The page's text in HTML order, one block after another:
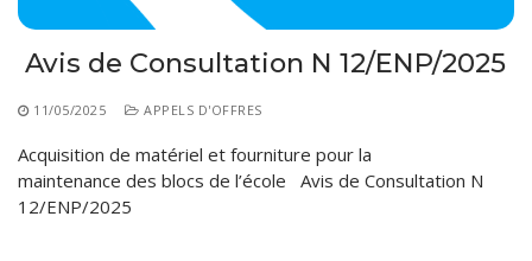
Avis de Consultation N 12/ENP/2025
11/05/2025 APPELS D'OFFRES
Acquisition de matériel et fourniture pour la
maintenance des blocs de l’école Avis de Consultation N
12/ENP/2025